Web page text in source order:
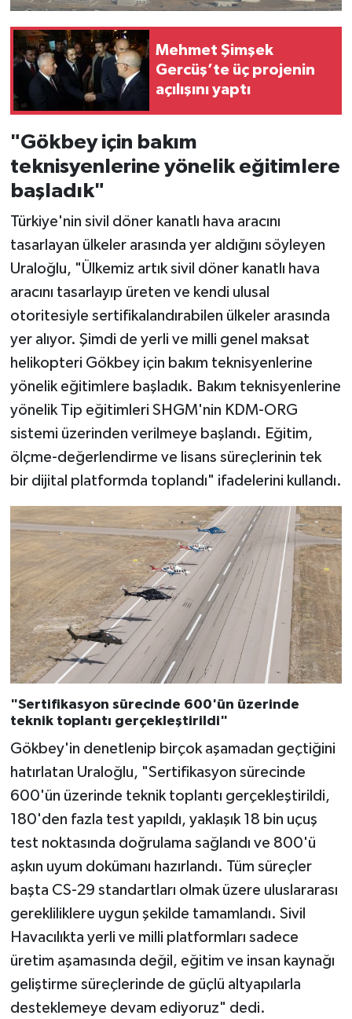
Mehmet Şimşek
Gercüş’te üç projenin
açılışını yaptı
"Gökbey için bakım
teknisyenlerine yönelik eğitimlere
başladık"
Türkiye'nin sivil döner kanatlı hava aracını
tasarlayan ülkeler arasında yer aldığını söyleyen
Uraloğlu, "Ülkemiz artık sivil döner kanatlı hava
aracını tasarlayıp üreten ve kendi ulusal
otoritesiyle sertifikalandırabilen ülkeler arasında
yer alıyor. Şimdi de yerli ve milli genel maksat
helikopteri Gökbey için bakım teknisyenlerine
yönelik eğitimlere başladık. Bakım teknisyenlerine
yönelik Tip eğitimleri SHGM'nin KDM-ORG
sistemi üzerinden verilmeye başlandı. Eğitim,
ölçme-değerlendirme ve lisans süreçlerinin tek
bir dijital platformda toplandı" ifadelerini kullandı.
"Sertifikasyon sürecinde 600'ün üzerinde
teknik toplantı gerçekleştirildi"
Gökbey'in denetlenip birçok aşamadan geçtiğini
hatırlatan Uraloğlu, "Sertifikasyon sürecinde
600'ün üzerinde teknik toplantı gerçekleştirildi,
180'den fazla test yapıldı, yaklaşık 18 bin uçuş
test noktasında doğrulama sağlandı ve 800'ü
aşkın uyum dokümanı hazırlandı. Tüm süreçler
başta CS-29 standartları olmak üzere uluslararası
gerekliliklere uygun şekilde tamamlandı. Sivil
Havacılıkta yerli ve milli platformları sadece
üretim aşamasında değil, eğitim ve insan kaynağı
geliştirme süreçlerinde de güçlü altyapılarla
desteklemeye devam ediyoruz" dedi.